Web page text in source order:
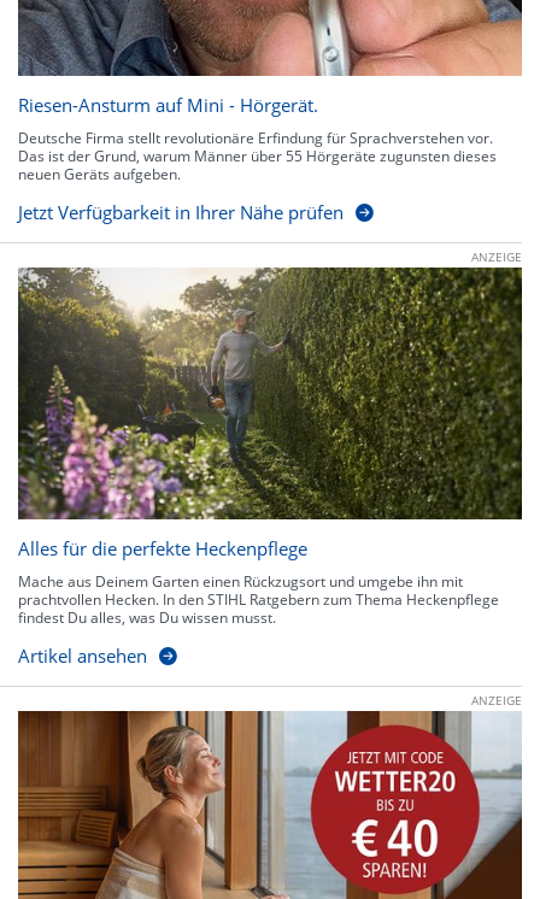
Riesen-Ansturm auf Mini - Hörgerät.
Deutsche Firma stellt revolutionäre Erfindung für Sprachverstehen vor.
Das ist der Grund, warum Männer über 55 Hörgeräte zugunsten dieses
neuen Geräts aufgeben.
Jetzt Verfügbarkeit in Ihrer Nähe prüfen
ANZEIGE
Alles für die perfekte Heckenpflege
Mache aus Deinem Garten einen Rückzugsort und umgebe ihn mit
prachtvollen Hecken. In den STIHL Ratgebern zum Thema Heckenpflege
findest Du alles, was Du wissen musst.
Artikel ansehen
ANZEIGE